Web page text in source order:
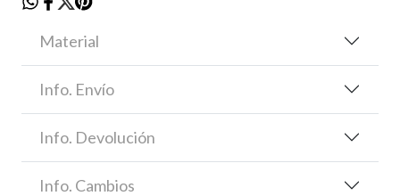
Material
Info. Envío
Info. Devolución
Info. Cambios